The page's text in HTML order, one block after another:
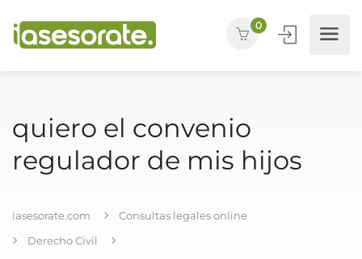
0
quiero el convenio
regulador de mis hijos
iasesorate.com
Consultas legales online
Derecho Civil